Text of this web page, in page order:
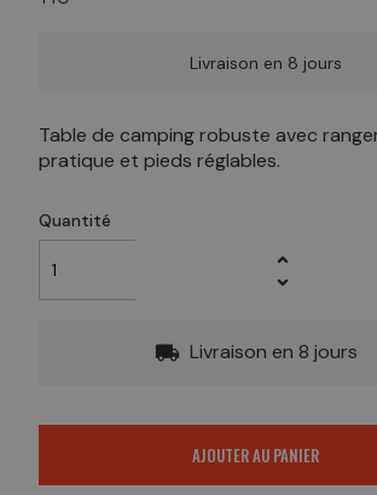
Livraison en 8 jours
Table de camping robuste avec
pratique et pieds réglables.
Quantité
local_shipping Livraison en 8 jours
AJOUTER AU PANIER